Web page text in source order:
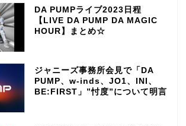
DA PUMPライブ2023日程
【LIVE DA PUMP DA MAGIC
HOUR】まとめ☆
ジャニーズ事務所会見で「DA
PUMP、w-inds、JO1、INI、
BE:FIRST」”忖度”について明言